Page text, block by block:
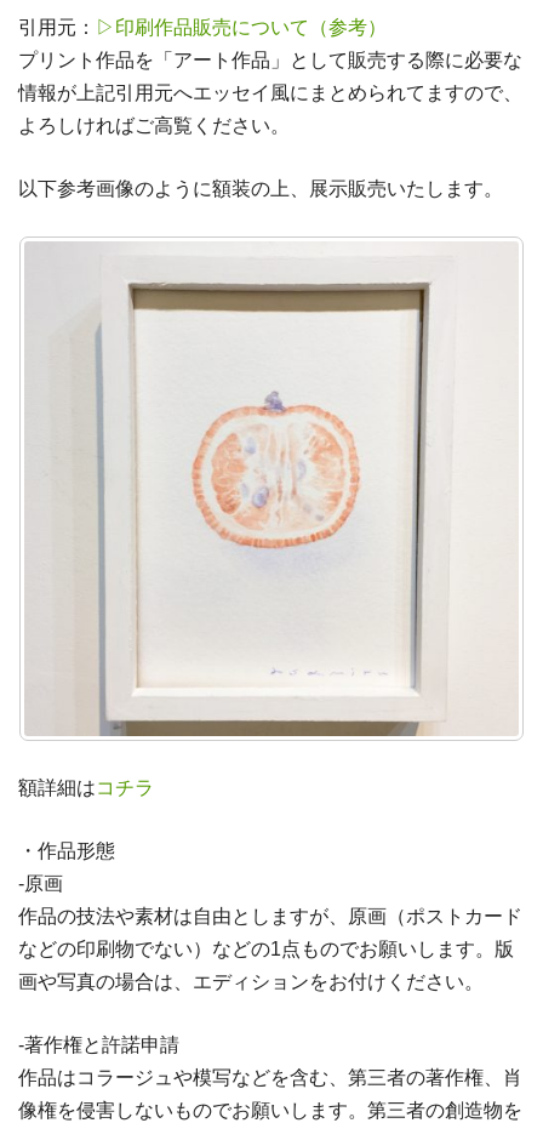
引用元： ▷印刷作品販売について（参考）
プリント作品を「アート作品」として販売する際に必要な
情報が上記引用元へエッセイ風にまとめられてますので、
よろしければご高覧ください。
以下参考画像のように額装の上、展示販売いたします。
額詳細はコチラ
・作品形態
-原画
作品の技法や素材は自由としますが、原画（ポストカード
などの印刷物でない）などの1点ものでお願いします。版
画や写真の場合は、エディションをお付けください。
-著作権と許諾申請
作品はコラージュや模写などを含む、第三者の著作権、肖
像権を侵害しないものでお願いします。第三者の創造物を